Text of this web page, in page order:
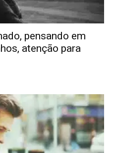
pensando em
atenção para